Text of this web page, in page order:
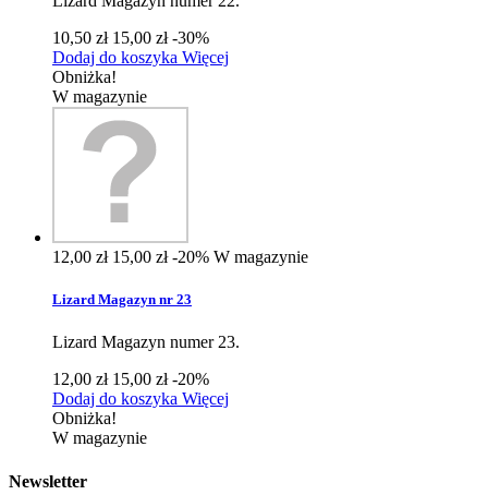
10,50 zł 15,00 zł-30%
Dodaj do koszyka Więcej
Obniżka!
W magazynie
12,00 zł 15,00 zł-20% W magazynie
Lizard Magazyn nr 23
Lizard Magazyn numer 23.
12,00 zł 15,00 zł-20%
Dodaj do koszyka Więcej
Obniżka!
W magazynie
Newsletter